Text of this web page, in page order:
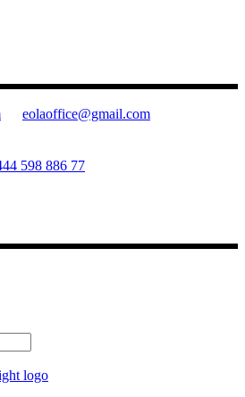
eolaoffice@gmail.com
598 886 77